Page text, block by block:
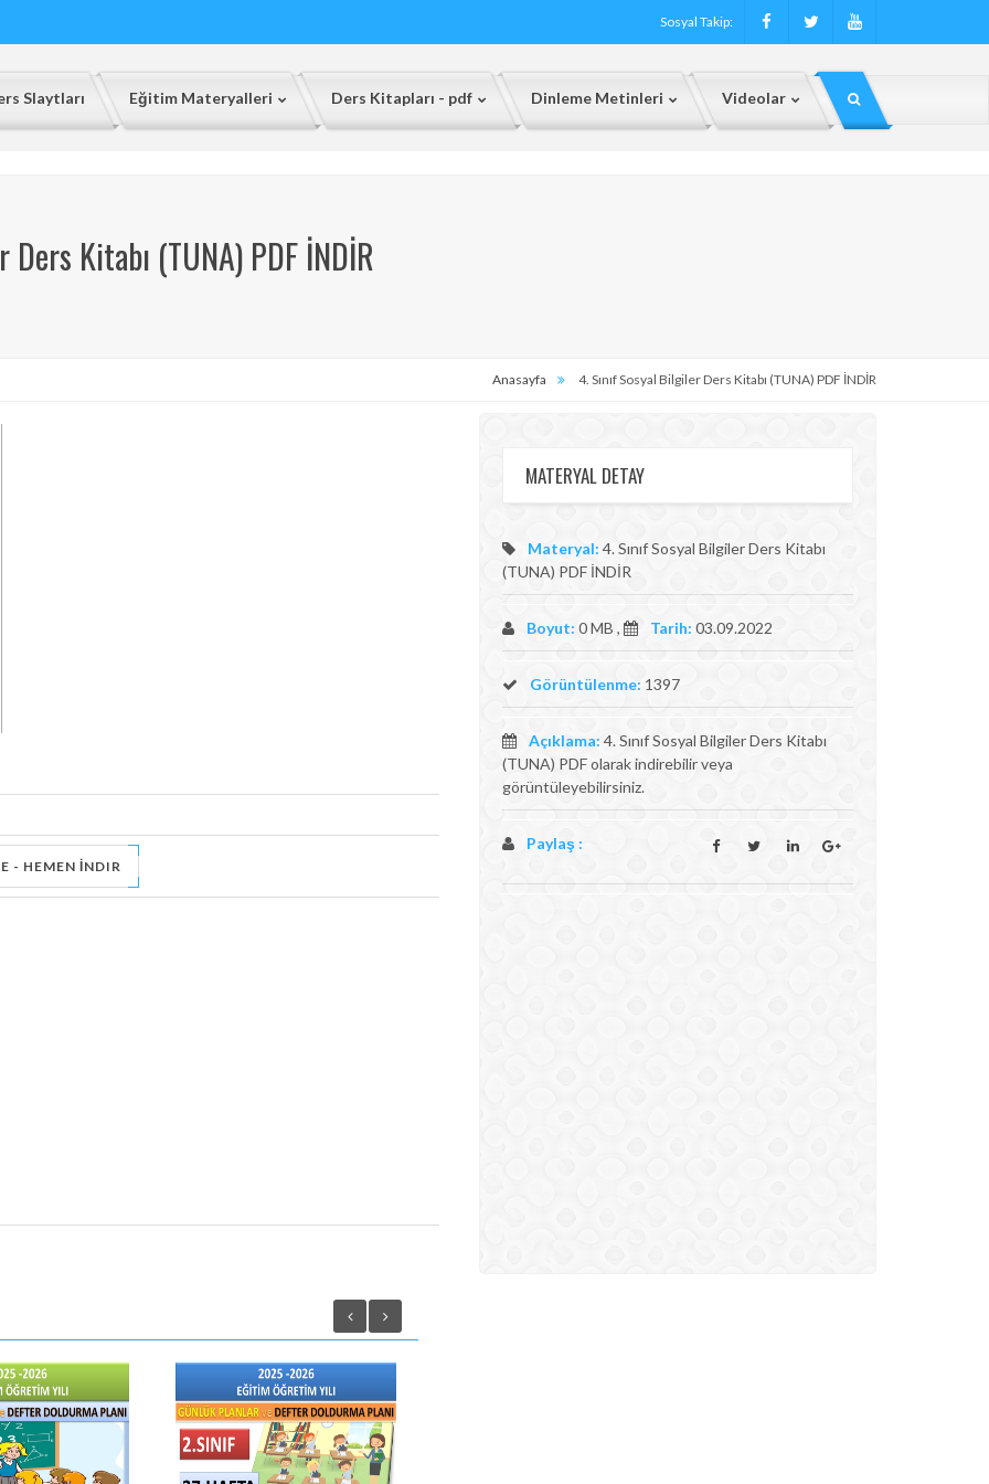
Sosyal Takip:
Slaytları Eğitim Materyalleri Ders Kitapları - pdf Dinleme Metinleri Videolar
Kitabı (TUNA) PDF İNDİR
Anasayfa 4. Sınıf Sosyal Bilgiler Ders Kitabı (TUNA) PDF İNDİR
- HEMEN İNDIR
MATERYAL DETAY
Materyal: 4. Sınıf Sosyal Bilgiler Ders Kitabı
(TUNA) PDF İNDİR
Boyut: 0 MB , Tarih: 03.09.2022
Görüntülenme: 1397
Açıklama: 4. Sınıf Sosyal Bilgiler Ders Kitabı
(TUNA) PDF olarak indirebilir veya
görüntüleyebilirsiniz.
Paylaş :